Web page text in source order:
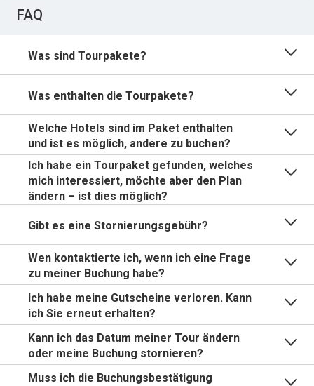
FAQ
Was sind Tourpakete?
Was enthalten die Tourpakete?
Welche Hotels sind im Paket enthalten
und ist es möglich, andere zu buchen?
Ich habe ein Tourpaket gefunden, welches
mich interessiert, möchte aber den Plan
ändern – ist dies möglich?
Gibt es eine Stornierungsgebühr?
Wen kontaktierte ich, wenn ich eine Frage
zu meiner Buchung habe?
Ich habe meine Gutscheine verloren. Kann
ich Sie erneut erhalten?
Kann ich das Datum meiner Tour ändern
oder meine Buchung stornieren?
Muss ich die Buchungsbestätigung